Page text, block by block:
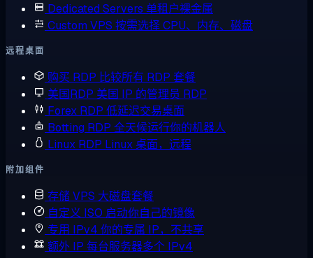
Dedicated Servers 单租户裸金属
Custom VPS 按需选择 CPU、内存、磁盘
远程桌面
购买 RDP 比较所有 RDP 套餐
美国RDP 美国 IP 的管理员 RDP
Forex RDP 低延迟交易桌面
Botting RDP 全天候运行你的机器人
Linux RDP Linux 桌面，远程
附加组件
存储 VPS 大磁盘套餐
自定义 ISO 启动你自己的镜像
专用 IPv4 你的专属 IP，不共享
额外 IP 每台服务器多个 IPv4